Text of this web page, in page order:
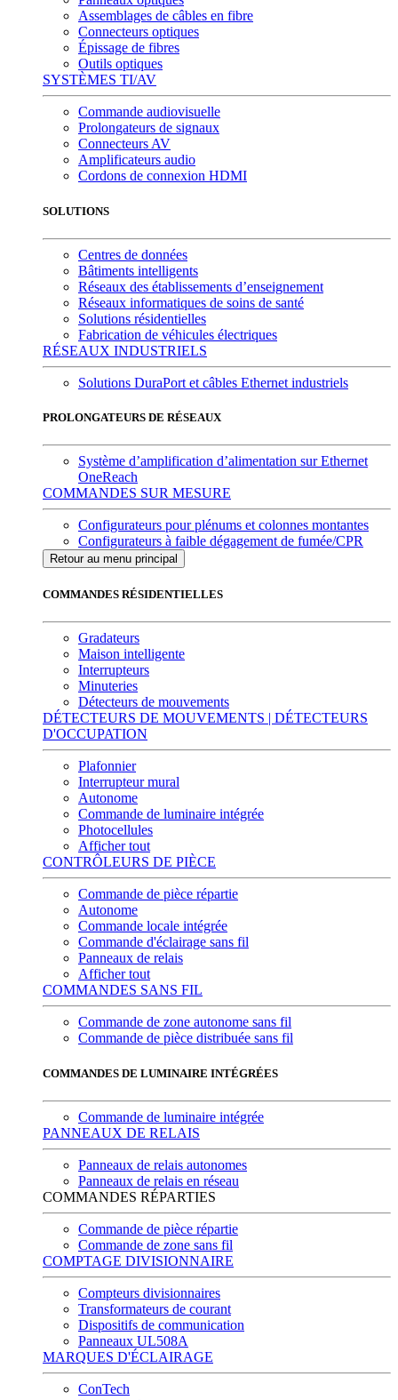
Assemblages de câbles en fibre
Connecteurs optiques
Épissage de fibres
Outils optiques
SYSTÈMES TI/AV
Commande audiovisuelle
Prolongateurs de signaux
Connecteurs AV
Amplificateurs audio
Cordons de connexion HDMI
SOLUTIONS
Centres de données
Bâtiments intelligents
Réseaux des établissements d’enseignement
Réseaux informatiques de soins de santé
Solutions résidentielles
Fabrication de véhicules électriques
RÉSEAUX INDUSTRIELS
Solutions DuraPort et câbles Ethernet industriels
PROLONGATEURS DE RÉSEAUX
Système d’amplification d’alimentation sur Ethernet
OneReach
COMMANDES SUR MESURE
Configurateurs pour plénums et colonnes montantes
Configurateurs à faible dégagement de fumée/CPR
Retour au menu principal
COMMANDES RÉSIDENTIELLES
Gradateurs
Maison intelligente
Interrupteurs
Minuteries
Détecteurs de mouvements
DÉTECTEURS DE MOUVEMENTS | DÉTECTEURS
D'OCCUPATION
Plafonnier
Interrupteur mural
Autonome
Commande de luminaire intégrée
Photocellules
Afficher tout
CONTRÔLEURS DE PIÈCE
Commande de pièce répartie
Autonome
Commande locale intégrée
Commande d'éclairage sans fil
Panneaux de relais
Afficher tout
COMMANDES SANS FIL
Commande de zone autonome sans fil
Commande de pièce distribuée sans fil
COMMANDES DE LUMINAIRE INTÉGRÉES
Commande de luminaire intégrée
PANNEAUX DE RELAIS
Panneaux de relais autonomes
Panneaux de relais en réseau
COMMANDES RÉPARTIES
Commande de pièce répartie
Commande de zone sans fil
COMPTAGE DIVISIONNAIRE
Compteurs divisionnaires
Transformateurs de courant
Dispositifs de communication
Panneaux UL508A
MARQUES D'ÉCLAIRAGE
ConTech